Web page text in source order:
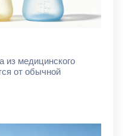
из медицинского
от обычной